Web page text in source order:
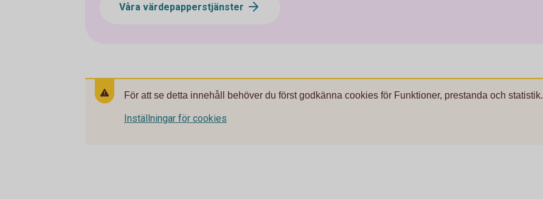
Våra värdepapperstjänster
För att se detta innehåll behöver du först godkänna cookies för Funktioner, prestanda och statistik.
Inställningar för cookies